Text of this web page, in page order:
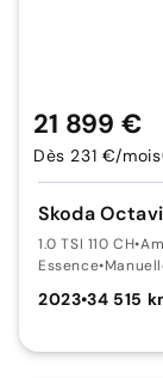
Skoda
1.0 TSI 110 CH•
Essence•
2023•34 515
21 899 €
Dès 231 €/mois